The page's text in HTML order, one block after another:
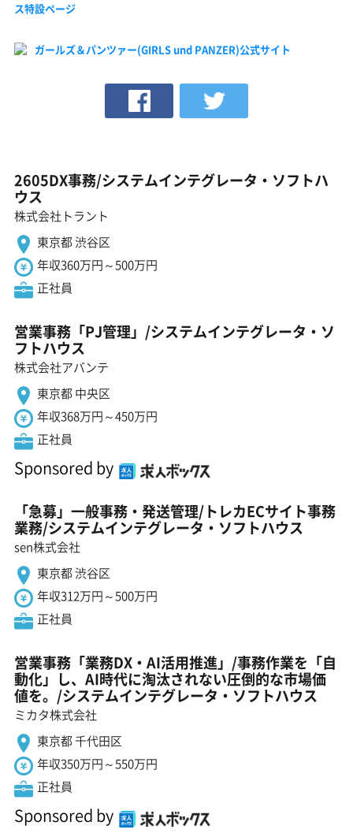
ス特設ページ
ガールズ＆パンツァー(GIRLS und PANZER)公式サイト
2605DX事務/システムインテグレータ・ソフトハ
ウス
株式会社トラント
東京都 渋谷区
年収360万円～500万円
正社員
営業事務「PJ管理」/システムインテグレータ・ソ
フトハウス
株式会社アバンテ
東京都 中央区
年収368万円～450万円
正社員
Sponsored by
「急募」一般事務・発送管理/トレカECサイト事務
業務/システムインテグレータ・ソフトハウス
sen株式会社
東京都 渋谷区
年収312万円～500万円
正社員
営業事務「業務DX・AI活用推進」/事務作業を「自
動化」し、AI時代に淘汰されない圧倒的な市場価
値を。/システムインテグレータ・ソフトハウス
ミカタ株式会社
東京都 千代田区
年収350万円～550万円
正社員
Sponsored by